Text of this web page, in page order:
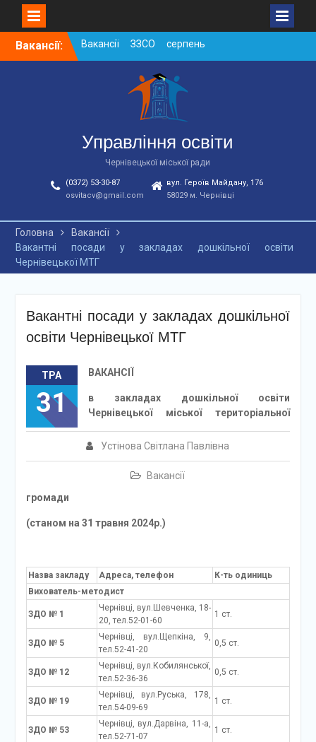
SkipВакансії:
Вакансії ЗЗСО червень
2026
Вакансії у ЗДО та
дошкільних підрозділах
ЗЗСО станом на
01.08.2026 р.
Вакансії ЗЗСО серпень
2026
Управління освіти
Чернівецької міської ради
(0372) 53-30-87
osvitacv@gmail.com
вул. Героїв Майдану, 176
58029 м. Чернівці
Головна
Вакансії
Вакантні посади у закладах дошкільної освіти
Чернівецької МТГ
Вакантні посади у закладах дошкільної
освіти Чернівецької МТГ
ТРА
31
Устінова Світлана Павлівна
Вакансії
ВАКАНСІЇ
в закладах дошкільної освіти
Чернівецької міської територіальної
громади
(станом на 31 травня 2024р.)
Назва закладу Адреса, телефон
К-ть одиниць
Вихователь-методист
ЗДО № 1
Чернівці, вул.Шевченка, 18-
20, тел.52-01-60
1 ст.
ЗДО № 5
Чернівці, вул.Щепкіна, 9,
тел.52-41-20
0,5 ст.
ЗДО № 12
Чернівці, вул.Кобилянської,
тел.52-36-36
0,5 ст.
ЗДО № 19
Чернівці, вул.Руська, 178,
тел.54-09-69
1 ст.
ЗДО № 53
Чернівці, вул.Дарвіна, 11-а,
тел.52-71-07
1 ст.